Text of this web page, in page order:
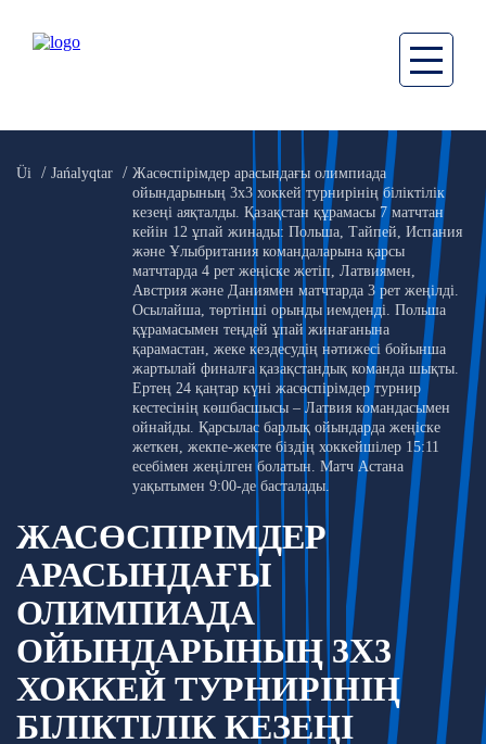
Üi Jańalyqtar
Жасөспірімдер арасындағы олимпиада
ойындарының 3х3 хоккей турнирінің біліктілік
кезеңі аяқталды. Қазақстан құрамасы 7 матчтан
кейін 12 ұпай жинады: Польша, Тайпей, Испания
және Ұлыбритания командаларына қарсы
матчтарда 4 рет жеңіске жетіп, Латвиямен,
Австрия және Даниямен матчтарда 3 рет жеңілді.
Осылайша, төртінші орынды иемденді. Польша
құрамасымен теңдей ұпай жинағанына
қарамастан, жеке кездесудің нәтижесі бойынша
жартылай финалға қазақстандық команда шықты.
Ертең 24 қаңтар күні жасөспірімдер турнир
кестесінің көшбасшысы – Латвия командасымен
ойнайды. Қарсылас барлық ойындарда жеңіске
жеткен, жекпе-жекте біздің хоккейшілер 15:11
есебімен жеңілген болатын. Матч Астана
уақытымен 9:00-де басталады.
ЖАСӨСПІРІМДЕР
АРАСЫНДАҒЫ
ОЛИМПИАДА
ОЙЫНДАРЫНЫҢ 3Х3
ХОККЕЙ ТУРНИРІНІҢ
БІЛІКТІЛІК КЕЗЕҢІ